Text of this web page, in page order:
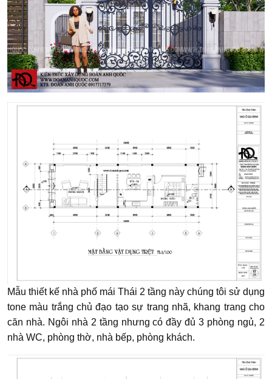
Mẫu thiết kế nhà phố mái Thái 2 tầng này chúng tôi sử dụng
tone màu trắng chủ đạo tạo sự trang nhã, khang trang cho
căn nhà. Ngôi nhà 2 tầng nhưng có đầy đủ 3 phòng ngủ, 2
nhà WC, phòng thờ, nhà bếp, phòng khách.